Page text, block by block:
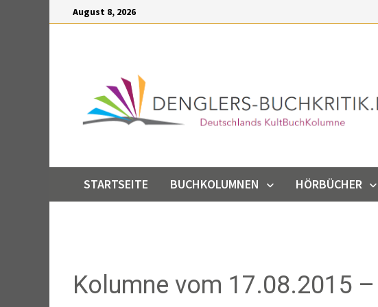
August 8, 2026
STARTSEITE BUCHKOLUMNEN HÖRBÜCHER
Kolumne vom 17.08.2015